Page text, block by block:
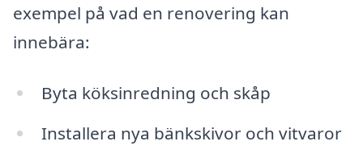
exempel på vad en renovering kan
innebära:
Byta köksinredning och skåp
Installera nya bänkskivor och vitvaror